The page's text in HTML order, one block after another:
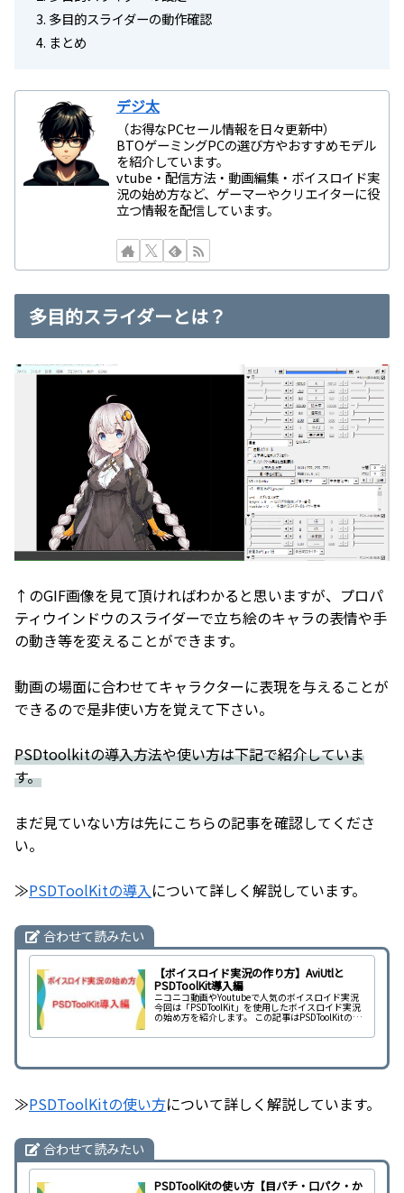
多目的スライダーの動作確認
まとめ
デジ太
（お得なPCセール情報を日々更新中）
BTOゲーミングPCの選び方やおすすめモデル
を紹介しています。
vtube・配信方法・動画編集・ボイスロイド実
況の始め方など、ゲーマーやクリエイターに役
立つ情報を配信しています。
多目的スライダーとは？
↑のGIF画像を見て頂ければわかると思いますが、プロパ
ティウインドウのスライダーで立ち絵のキャラの表情や手
の動き等を変えることができます。
動画の場面に合わせてキャラクターに表現を与えることが
できるので是非使い方を覚えて下さい。
PSDtoolkitの導入方法や使い方は下記で紹介していま
す。
まだ見ていない方は先にこちらの記事を確認してくださ
い。
≫PSDToolKitの導入について詳しく解説しています。
合わせて読みたい
【ボイスロイド実況の作り方】AviUtlと
PSDToolKit導入編
ニコニコ動画やYoutubeで人気のボイスロイド実況
今回は「PSDToolKit」を使用したボイスロイド実況
の始め方を紹介します。 この記事はPSDToolKitの導
≫PSDToolKitの使い方について詳しく解説しています。
合わせて読みたい
PSDToolKitの使い方【目パチ・口パク・か